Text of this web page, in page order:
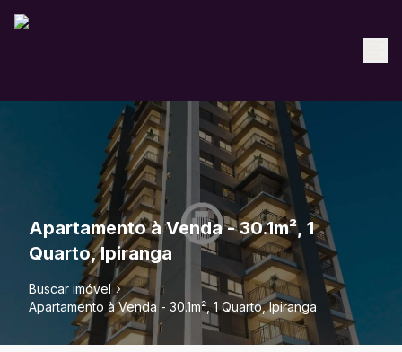
Apartamento à Venda - 30.1m², 1
Quarto, Ipiranga
Buscar imóvel
Apartamento à Venda - 30.1m², 1 Quarto, Ipiranga